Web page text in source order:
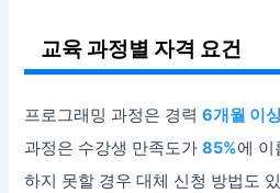
교육 과정별 자격 요건
프로그래밍 과정은 경력6개월 이
과정은 수강생 만족도가85%에 이
하지 못할 경우 대체 신청 방법도